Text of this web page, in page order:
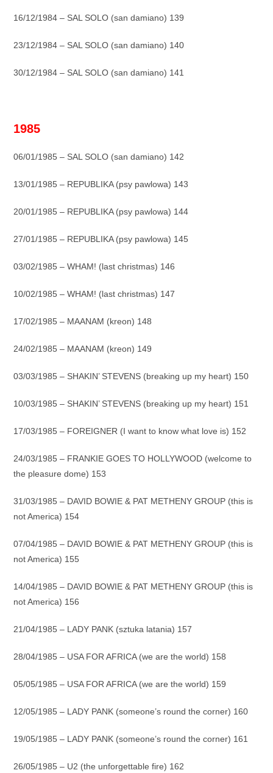
16/12/1984 – SAL SOLO (san damiano) 139
23/12/1984 – SAL SOLO (san damiano) 140
30/12/1984 – SAL SOLO (san damiano) 141
1985
06/01/1985 – SAL SOLO (san damiano) 142
13/01/1985 – REPUBLIKA (psy pawlowa) 143
20/01/1985 – REPUBLIKA (psy pawlowa) 144
27/01/1985 – REPUBLIKA (psy pawlowa) 145
03/02/1985 – WHAM! (last christmas) 146
10/02/1985 – WHAM! (last christmas) 147
17/02/1985 – MAANAM (kreon) 148
24/02/1985 – MAANAM (kreon) 149
03/03/1985 – SHAKIN’ STEVENS (breaking up my heart) 150
10/03/1985 – SHAKIN’ STEVENS (breaking up my heart) 151
17/03/1985 – FOREIGNER (I want to know what love is) 152
24/03/1985 – FRANKIE GOES TO HOLLYWOOD (welcome to
the pleasure dome) 153
31/03/1985 – DAVID BOWIE & PAT METHENY GROUP (this is
not America) 154
07/04/1985 – DAVID BOWIE & PAT METHENY GROUP (this is
not America) 155
14/04/1985 – DAVID BOWIE & PAT METHENY GROUP (this is
not America) 156
21/04/1985 – LADY PANK (sztuka latania) 157
28/04/1985 – USA FOR AFRICA (we are the world) 158
05/05/1985 – USA FOR AFRICA (we are the world) 159
12/05/1985 – LADY PANK (someone’s round the corner) 160
19/05/1985 – LADY PANK (someone’s round the corner) 161
26/05/1985 – U2 (the unforgettable fire) 162